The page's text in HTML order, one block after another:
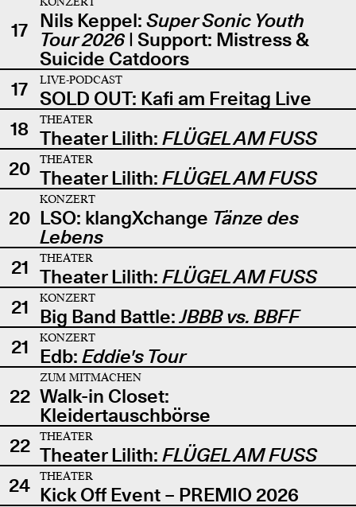
17 Nils Keppel: Super Sonic Youth
Tour 2026| Support: Mistress &
Suicide Catdoors
17
LIVE-PODCAST
SOLD OUT: Kafi am Freitag Live
18
THEATER
Theater Lilith: FLÜGEL AM FUSS
20
THEATER
Theater Lilith: FLÜGEL AM FUSS
20
KONZERT
LSO: klangXchange Tänze des
Lebens
21
THEATER
Theater Lilith: FLÜGEL AM FUSS
21
KONZERT
Big Band Battle:JBBB vs. BBFF
21
KONZERT
Edb: Eddie's Tour
22
ZUM MITMACHEN
Walk-in Closet:
Kleidertauschbörse
22
THEATER
Theater Lilith: FLÜGEL AM FUSS
24
THEATER
Kick Off Event – PREMIO 2026